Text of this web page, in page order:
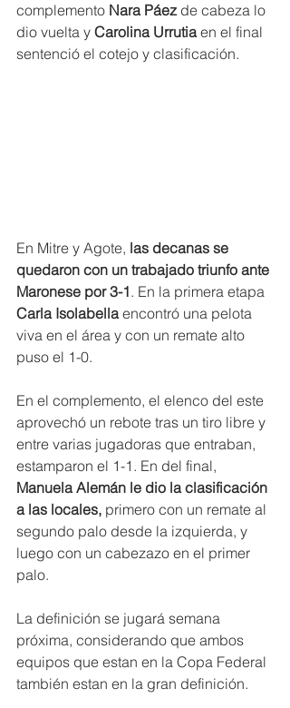
complemento Nara Páez de cabeza lo
dio vuelta y Carolina Urrutia en el final
sentenció el cotejo y clasificación.
En Mitre y Agote, las decanas se
quedaron con un trabajado triunfo ante
Maronese por 3-1. En la primera etapa
Carla Isolabella encontró una pelota
viva en el área y con un remate alto
puso el 1-0.
En el complemento, el elenco del este
aprovechó un rebote tras un tiro libre y
entre varias jugadoras que entraban,
estamparon el 1-1. En del final,
Manuela Alemán le dio la clasificación
a las locales, primero con un remate al
segundo palo desde la izquierda, y
luego con un cabezazo en el primer
palo.
La definición se jugará semana
próxima, considerando que ambos
equipos que estan en la Copa Federal
también estan en la gran definición.